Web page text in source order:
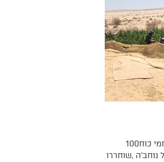
כשלושה‭ ‬שבועות‭ ‬לאחר‭ ‬מעצר‭ ‬לוחמי‭ ‬כוח‭ ‬100‭
‬בשדה‭ ‬תימן‭ ‬בחשד‭ ‬לפגיעה‭ ‬במחבל‭ ‬נוחב'ה‭, ‬שוחררו‭